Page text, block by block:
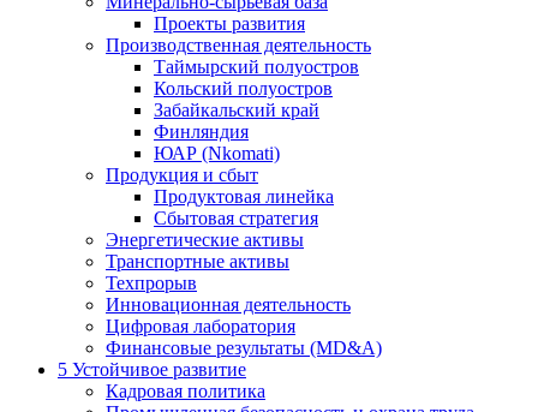
Проекты развития
Производственная деятельность
Таймырский полуостров
Кольский полуостров
Забайкальский край
Финляндия
ЮАР (Nkomati)
Продукция и сбыт
Продуктовая линейка
Сбытовая стратегия
Энергетические активы
Транспортные активы
Техпрорыв
Инновационная деятельность
Цифровая лаборатория
Финансовые результаты (MD&A)
5 Устойчивое развитие
Кадровая политика